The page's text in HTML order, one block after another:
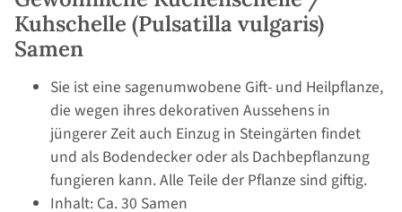
Kuhschelle (Pulsatilla vulgaris)
Samen
Sie ist eine sagenumwobene Gift- und Heilpflanze,
die wegen ihres dekorativen Aussehens in
jüngerer Zeit auch Einzug in Steingärten findet
und als Bodendecker oder als Dachbepflanzung
fungieren kann. Alle Teile der Pflanze sind giftig.
Inhalt: Ca. 30 Samen